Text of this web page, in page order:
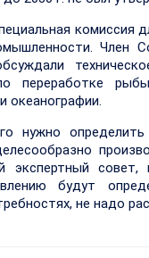
комиссия
Член
переработке
океанографии.
нужно
экспертный
будут
не надо